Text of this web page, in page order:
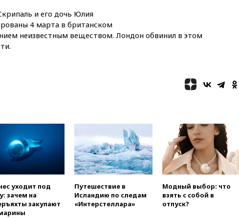
Сеуту на параплане
Лукашенко
объяснил экономическую
вчера, 22:59
На башню
ресторана «Армения» в
Москве вернут утраченную
скульптуру балерины
вчера, 22:45
Литовец
протаранил погранпункт при
попытке попасть в Россию
вчера, 22:28 Бессент
анонсировал скорое
и его дочь Юлия
4 марта в британском
неизвестным веществом. Лондон обвинил в этом
уходит под
зачем на
закупают
Путешествие в
Исландию по следам
«Интерстеллара»
Модный выбор: что
взять с собой в
отпуск?